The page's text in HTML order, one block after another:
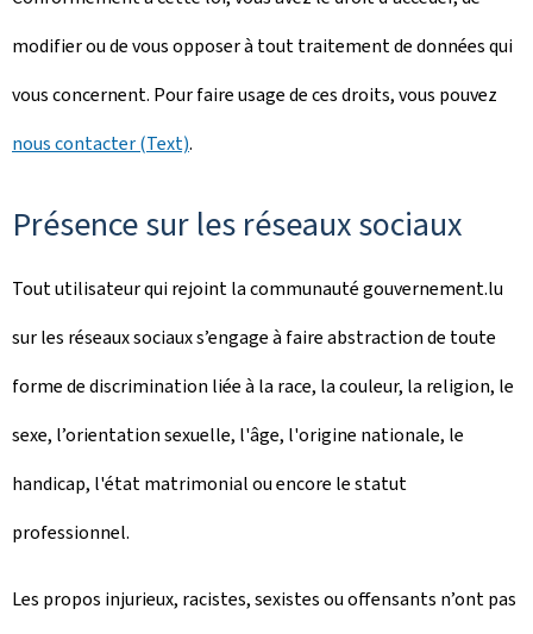
modifier ou de vous opposer à tout traitement de données qui
vous concernent. Pour faire usage de ces droits, vous pouvez
nous contacter (Text).
Présence sur les réseaux sociaux
Tout utilisateur qui rejoint la communauté gouvernement.lu
sur les réseaux sociaux s’engage à faire abstraction de toute
forme de discrimination liée à la race, la couleur, la religion, le
sexe, l’orientation sexuelle, l'âge, l'origine nationale, le
handicap, l'état matrimonial ou encore le statut
professionnel.
Les propos injurieux, racistes, sexistes ou offensants n’ont pas